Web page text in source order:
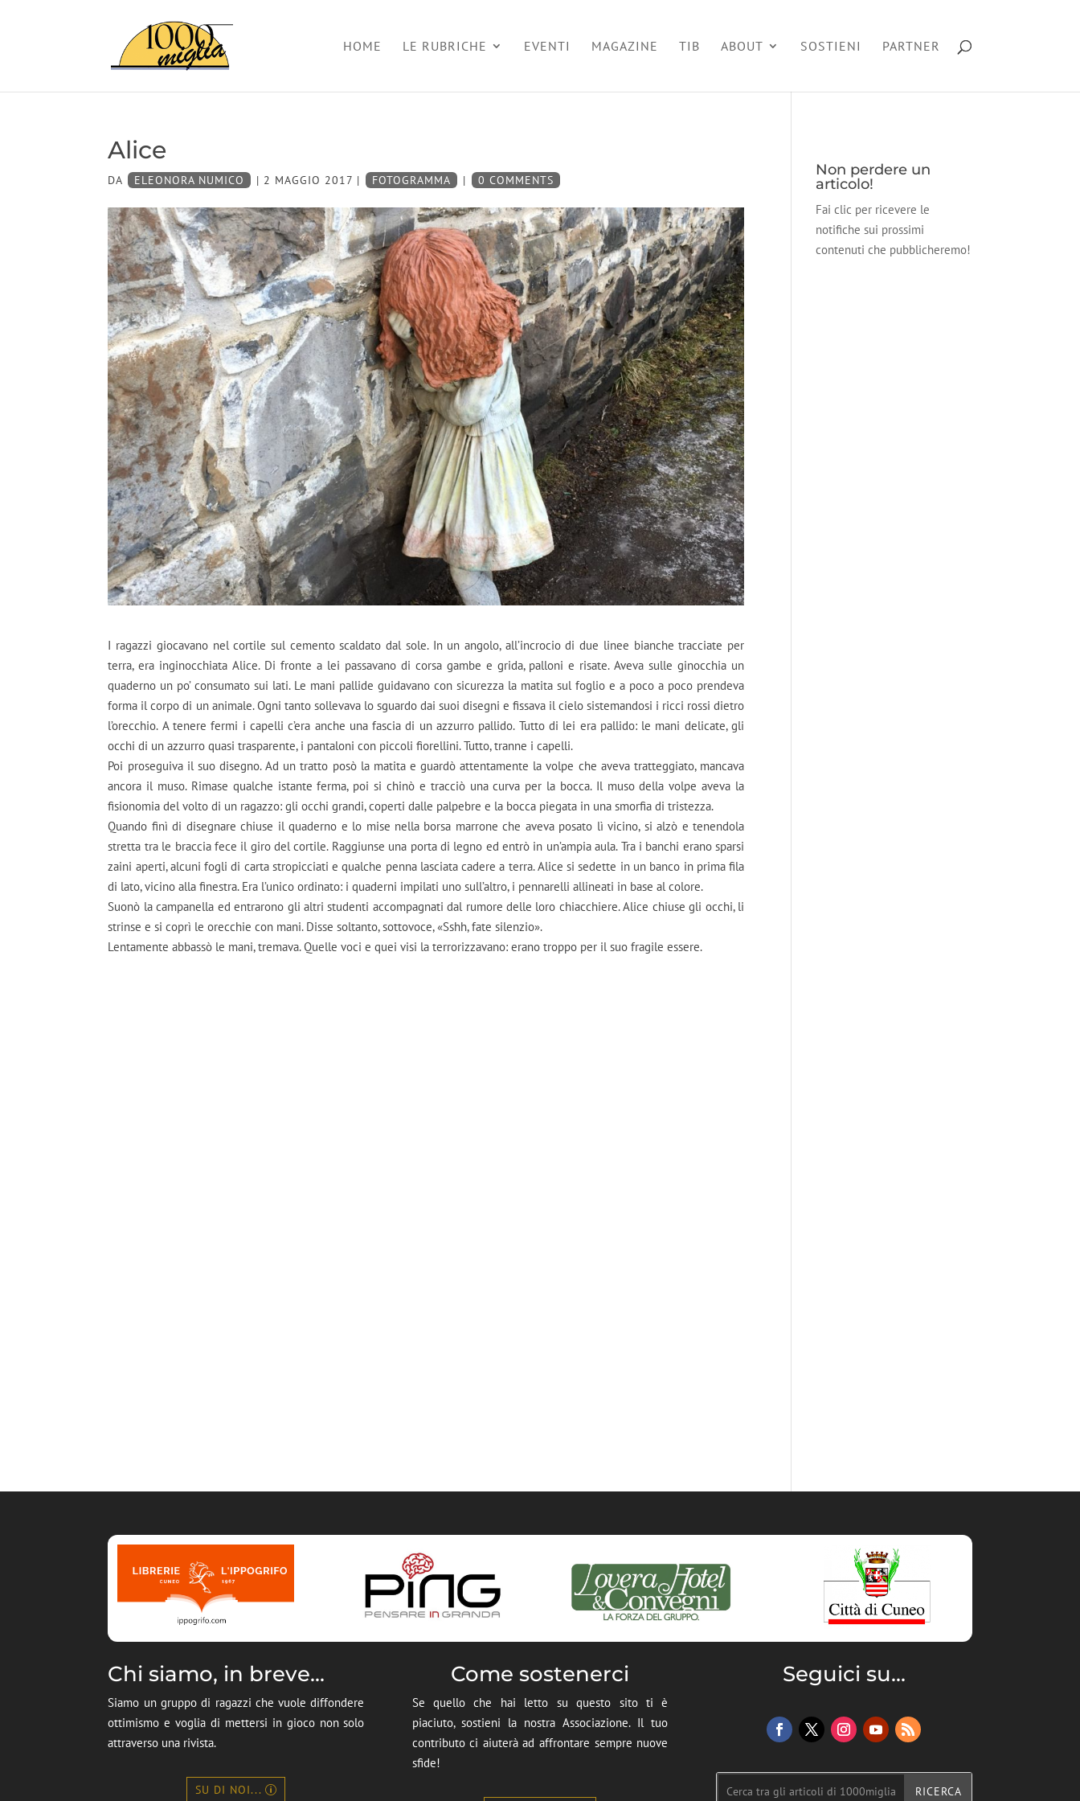
HOME LE RUBRICHE EVENTI MAGAZINE TIB ABOUT SOSTIENI PARTNER
Alice
DA ELEONORA NUMICO | 2 MAGGIO 2017 | FOTOGRAMMA | 0 COMMENTS
I ragazzi giocavano nel cortile sul cemento scaldato dal sole. In un angolo, all’incrocio di due linee bianche tracciate per
terra, era inginocchiata Alice. Di fronte a lei passavano di corsa gambe e grida, palloni e risate. Aveva sulle ginocchia un
quaderno un po’ consumato sui lati. Le mani pallide guidavano con sicurezza la matita sul foglio e a poco a poco prendeva
forma il corpo di un animale. Ogni tanto sollevava lo sguardo dai suoi disegni e fissava il cielo sistemandosi i ricci rossi dietro
l’orecchio. A tenere fermi i capelli c’era anche una fascia di un azzurro pallido. Tutto di lei era pallido: le mani delicate, gli
occhi di un azzurro quasi trasparente, i pantaloni con piccoli fiorellini. Tutto, tranne i capelli.
Poi proseguiva il suo disegno. Ad un tratto posò la matita e guardò attentamente la volpe che aveva tratteggiato, mancava
ancora il muso. Rimase qualche istante ferma, poi si chinò e tracciò una curva per la bocca. Il muso della volpe aveva la
fisionomia del volto di un ragazzo: gli occhi grandi, coperti dalle palpebre e la bocca piegata in una smorfia di tristezza.
Quando finì di disegnare chiuse il quaderno e lo mise nella borsa marrone che aveva posato lì vicino, si alzò e tenendola
stretta tra le braccia fece il giro del cortile. Raggiunse una porta di legno ed entrò in un’ampia aula. Tra i banchi erano sparsi
zaini aperti, alcuni fogli di carta stropicciati e qualche penna lasciata cadere a terra. Alice si sedette in un banco in prima fila
di lato, vicino alla finestra. Era l’unico ordinato: i quaderni impilati uno sull’altro, i pennarelli allineati in base al colore.
Suonò la campanella ed entrarono gli altri studenti accompagnati dal rumore delle loro chiacchiere. Alice chiuse gli occhi, li
strinse e si coprì le orecchie con mani. Disse soltanto, sottovoce, «Sshh, fate silenzio».
Lentamente abbassò le mani, tremava. Quelle voci e quei visi la terrorizzavano: erano troppo per il suo fragile essere.
Non perdere un
articolo!
Fai clic per ricevere le
notifiche sui prossimi
contenuti che pubblicheremo!
Chi siamo, in breve...
Siamo un gruppo di ragazzi che vuole diffondere
ottimismo e voglia di mettersi in gioco non solo
attraverso una rivista.
SU DI NOI...
Come sostenerci
Se quello che hai letto su questo sito ti è
piaciuto, sostieni la nostra Associazione. Il tuo
contributo ci aiuterà ad affrontare sempre nuove
sfide!
Seguici su...